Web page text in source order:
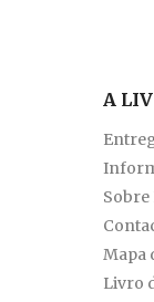
A
Sobre
Mapa
Livro